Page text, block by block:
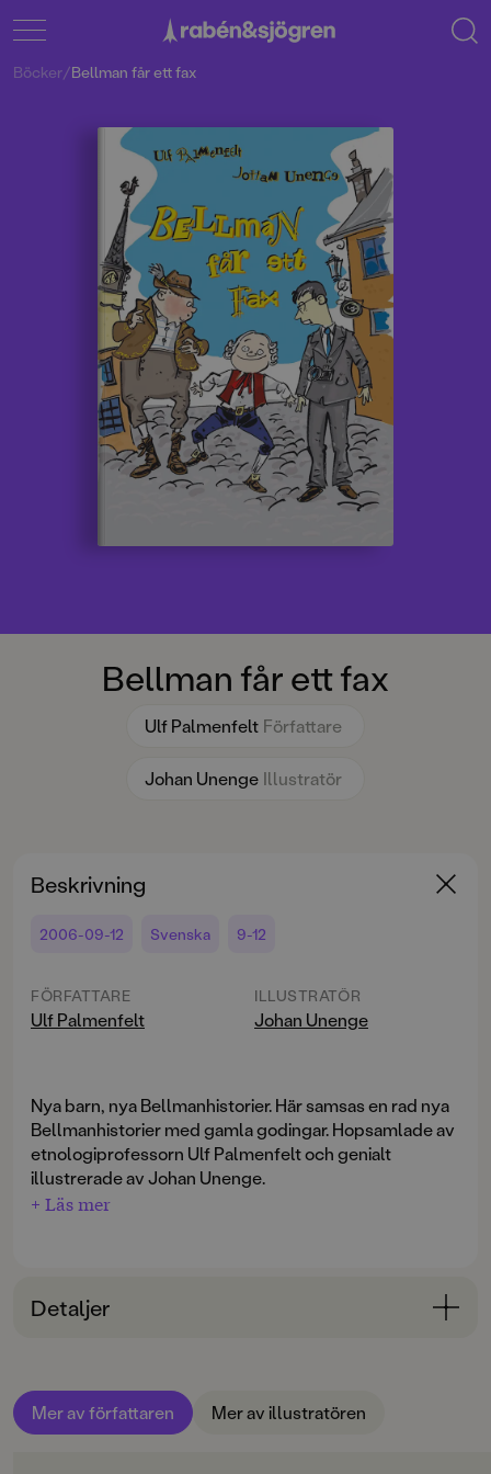
Bellman får ett fax
Ulf Palmenfelt Författare
Johan Unenge Illustratör
Böcker/Bellman får ett fax
Beskrivning
2006-09-12 Svenska 9-12
FÖRFATTARE
Ulf Palmenfelt
ILLUSTRATÖR
Johan Unenge
Nya barn, nya Bellmanhistorier. Här samsas en rad nya
Bellmanhistorier med gamla godingar. Hopsamlade av
etnologiprofessorn Ulf Palmenfelt och genialt
illustrerade av Johan Unenge.
+ Läs mer
Detaljer
ÅLDERSGRUPP
9-12
Mer av författaren Mer av illustratören